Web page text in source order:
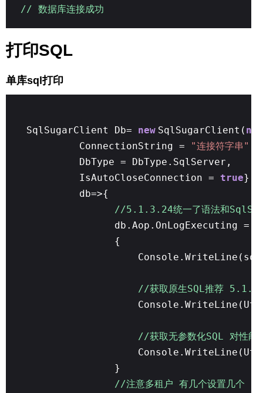
// 数据库连接成功
打印SQL
单库sql打印
SqlSugarClient Db= new SqlSugarClient( new
ConnectionString =
"连接符字串"
DbType = DbType.SqlServer,
IsAutoCloseConnection = true},
db=>{
//5.1.3.24统一了语法和
db.Aop.OnLogExecuting
{
//获取原生SQL推荐
//获取无参数化SQL 对性能
}
//注意多租户 有几个设置几个